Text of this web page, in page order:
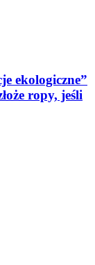
ekologiczne”
ropy, jeśli